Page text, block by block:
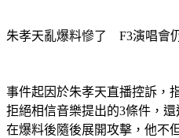
朱孝天亂爆料慘了　F3演唱會
事件起因於朱孝天直播控訴，
拒絕相信音樂提出的3條件，
在爆料後隨後展開攻擊，他不